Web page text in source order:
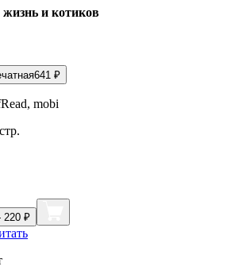
и котиков
641 ₽
mobi
220 ₽